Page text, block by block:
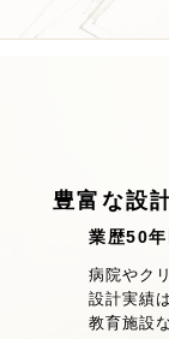
豊富な設
業歴50
病院やク
設計実績
教育施設